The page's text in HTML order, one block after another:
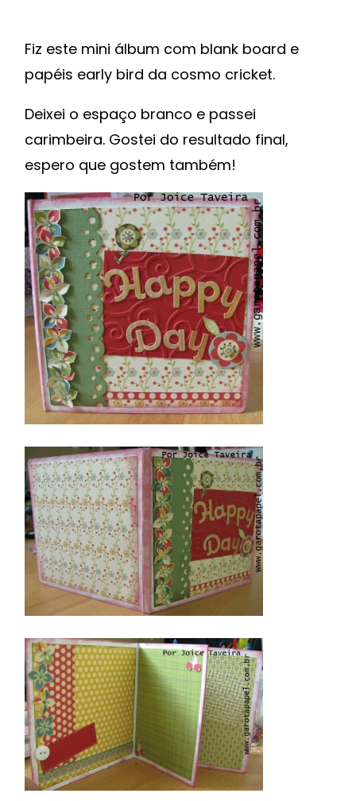
HAPPY
DAY
Fiz este mini álbum com blank board e
papéis early bird da cosmo cricket.
Deixei o espaço branco e passei
carimbeira. Gostei do resultado final,
espero que gostem também!